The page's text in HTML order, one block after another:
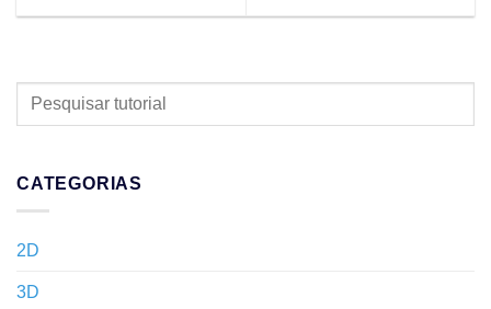
PESQUISAR
TUTORIAL
CATEGORIAS
2D
3D